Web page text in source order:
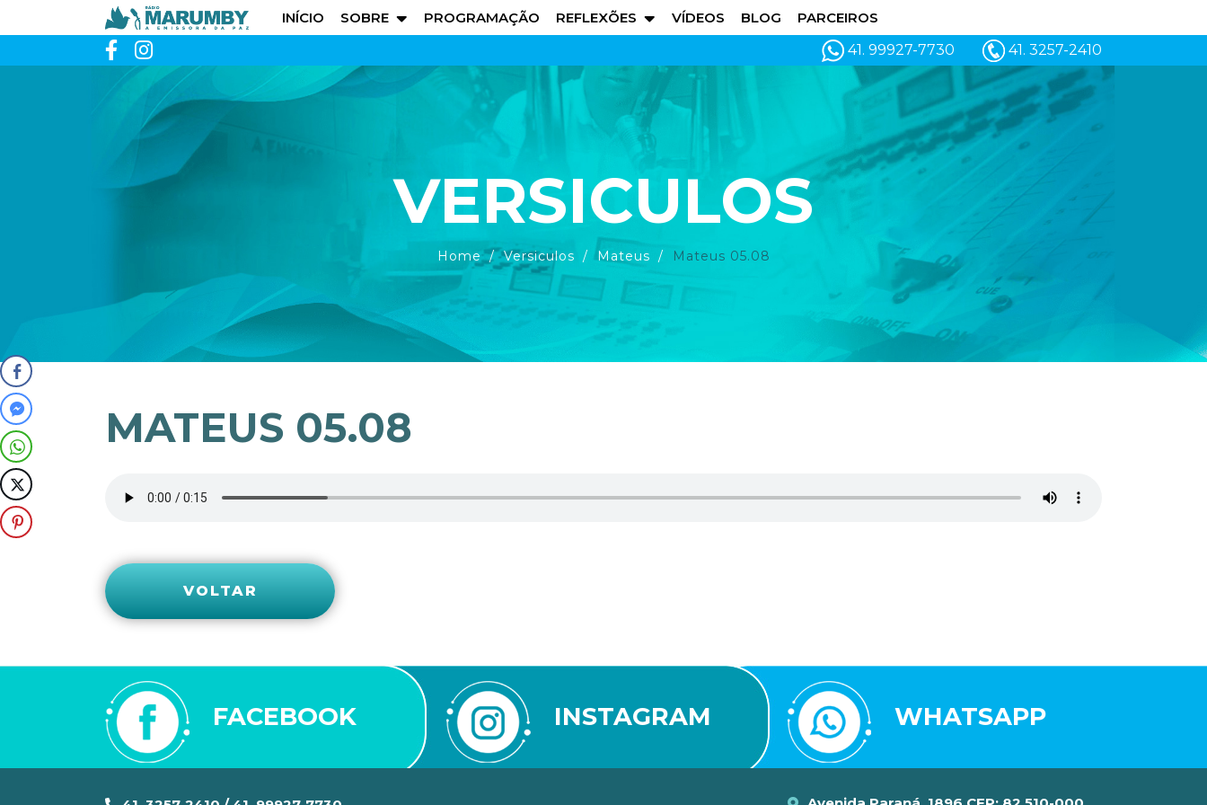
INÍCIO SOBRE PROGRAMAÇÃO REFLEXÕES VÍDEOS BLOG
PARCEIROS
41. 99927-7730
41. 3257-2410
VERSICULOS
Home Versiculos Mateus Mateus 05.08
MATEUS 05.08
VOLTAR
FACEBOOK INSTAGRAM WHATSAPP